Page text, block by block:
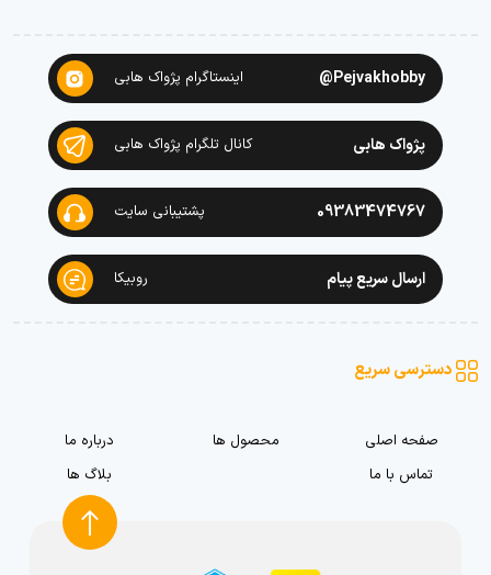
Pejvakhobby@ اینستاگرام پژواک هابی
پژواک هابی کانال تلگرام پژواک هابی
09383474767 پشتیبانی سایت
ارسال سریع پیام روبیکا
دسترسی سریع
صفحه اصلی محصول ها
درباره ما
تماس با ما
بلاگ ها